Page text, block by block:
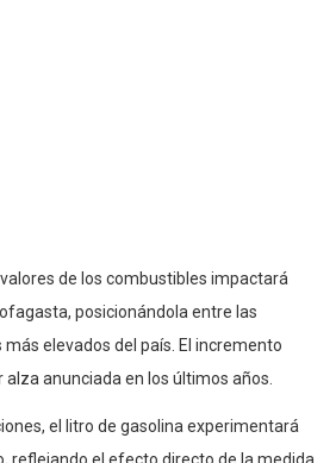
de los combustibles impactará
posicionándola entre las
elevados del país. El incremento
anunciada en los últimos años.
el litro de gasolina experimentará